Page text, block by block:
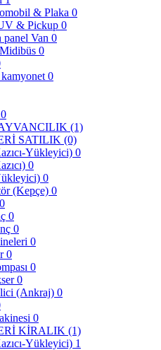
& Plaka 0
& Pickup 0
Van 0
0
0
0
(1)
SATILIK (0)
Yükleyici) 0
0
0
(Kepçe) 0
0
0
0
0
0
0
0
(Ankraj) 0
0
KİRALIK (1)
Yükleyici) 1